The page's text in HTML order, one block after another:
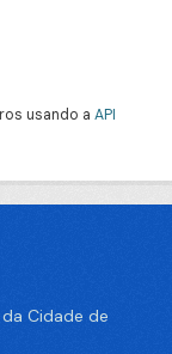
usando a API
Cidade de